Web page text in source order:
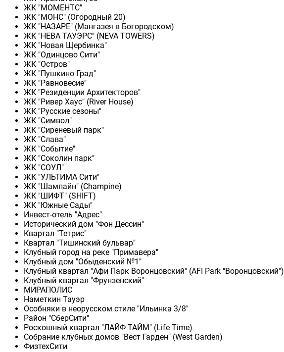
ЖК "МОМЕНТС"
ЖК "МОНС" (Огородный 20)
ЖК "НАЗАРЕ" (Мангазея в Богородском)
ЖК "НЕВА ТАУЭРС" (NEVA TOWERS)
ЖК "Новая Щербинка"
ЖК "Одинцово Сити"
ЖК "Остров"
ЖК "Пушкино Град"
ЖК "Равновесие"
ЖК "Резиденции Архитекторов"
ЖК "Ривер Хаус" (River Нouse)
ЖК "Русские сезоны"
ЖК "Символ"
ЖК "Сиреневый парк"
ЖК "Слава"
ЖК "Событие"
ЖК "Соколин парк"
ЖК "СОУЛ"
ЖК "УЛЬТИМА Сити"
ЖК "Шампайн" (Champine)
ЖК "ШИФТ" (SHIFT)
ЖК "Южные Сады"
Инвест-отель "Адрес"
Исторический дом "Фон Дессин"
Квартал "Тетрис"
Квартал "Тишинский бульвар"
Клубный город на реке "Примавера"
Клубный дом "Обыденский №1"
Клубный квартал "Афи Парк Воронцовский" (AFI Park "Воронцовский")
Клубный квартал "Фрунзенский"
МИРАПОЛИС
Наметкин Тауэр
Особняки в неорусском стиле "Ильинка 3/8"
Район "СберСити"
Роскошный квартал "ЛАЙФ ТАЙМ" (Life Time)
Собрание клубных домов "Вест Гарден" (West Garden)
ФизтехСити